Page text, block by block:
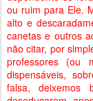
ou ruim para Ele.
alto e
canetas e outros
não citar, por
professores (ou
dispensáveis,
falsa, deixemos